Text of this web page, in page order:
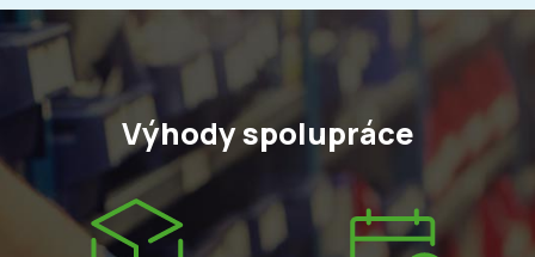
Výhody spolupráce